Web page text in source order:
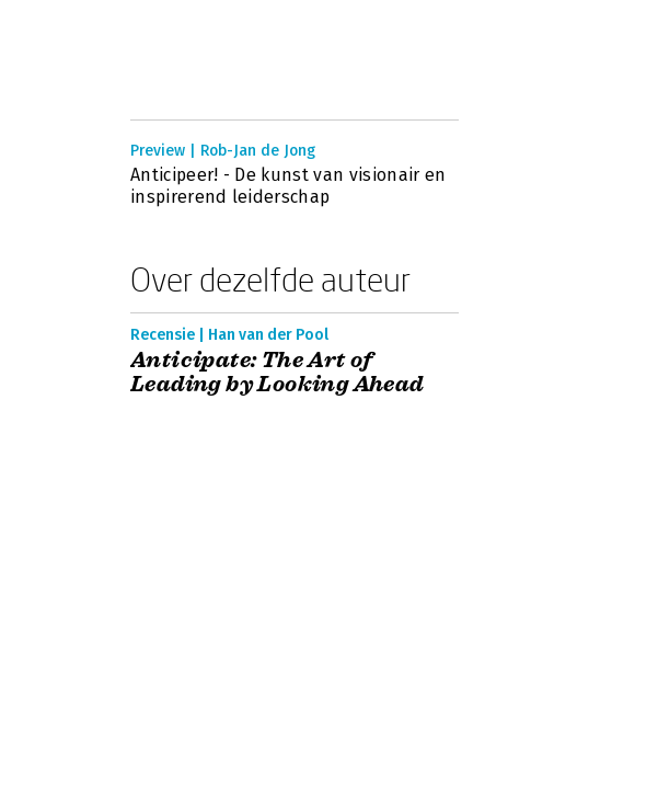
Preview | Rob-Jan de Jong
Anticipeer! - De kunst van visionair en
inspirerend leiderschap
Over dezelfde auteur
Recensie | Han van der Pool
Anticipate: The Art of
Leading by Looking Ahead